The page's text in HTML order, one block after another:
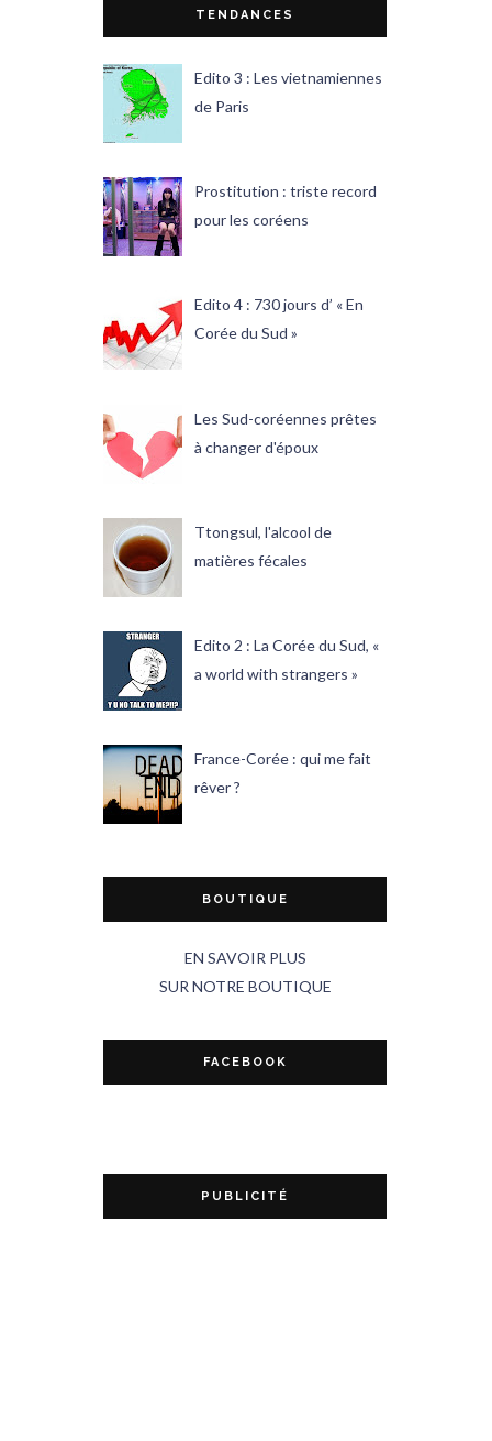
TENDANCES
Edito 3 : Les vietnamiennes
de Paris
Prostitution : triste record
pour les coréens
Edito 4 : 730 jours d’ « En
Corée du Sud »
Les Sud-coréennes prêtes
à changer d'époux
Ttongsul, l'alcool de
matières fécales
Edito 2 : La Corée du Sud, «
a world with strangers »
France-Corée : qui me fait
rêver ?
BOUTIQUE
EN SAVOIR PLUS
SUR NOTRE BOUTIQUE
FACEBOOK
PUBLICITÉ